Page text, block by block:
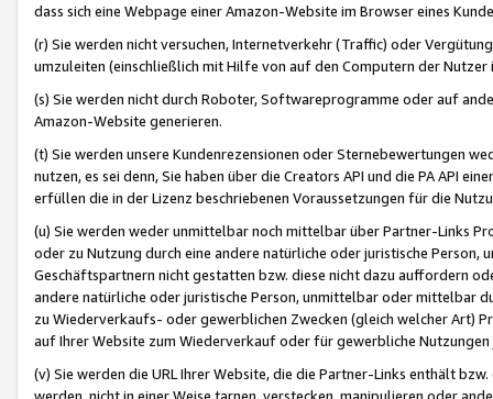
dass sich eine Webpage einer Amazon-Website im Browser eines
(r) Sie werden nicht versuchen, Internetverkehr (Traffic) oder
umzuleiten (einschließlich mit Hilfe von auf den Computern der
(s) Sie werden nicht durch Roboter, Softwareprogramme oder auf
Amazon-Website generieren.
(t) Sie werden unsere Kundenrezensionen oder Sternebewertungen
nutzen, es sei denn, Sie haben über die Creators API und die PA API
erfüllen die in der Lizenz beschriebenen Voraussetzungen für die
(u) Sie werden weder unmittelbar noch mittelbar über Partner-Links
oder zu Nutzung durch eine andere natürliche oder juristische
Geschäftspartnern nicht gestatten bzw. diese nicht dazu auffordern
andere natürliche oder juristische Person, unmittelbar oder mittelbar
zu Wiederverkaufs- oder gewerblichen Zwecken (gleich welcher Art)
auf Ihrer Website zum Wiederverkauf oder für gewerbliche
(v) Sie werden die URL Ihrer Website, die die Partner-Links enthält
werden, nicht in einer Weise tarnen, verstecken, manipulieren oder